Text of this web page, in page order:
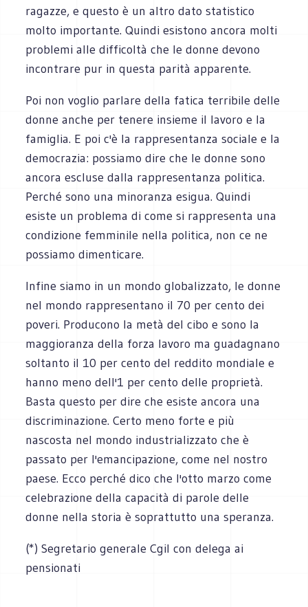
ragazze, e questo è un altro dato statistico
molto importante. Quindi esistono ancora molti
problemi alle difficoltà che le donne devono
incontrare pur in questa parità apparente.
Poi non voglio parlare della fatica terribile delle
donne anche per tenere insieme il lavoro e la
famiglia. E poi c'è la rappresentanza sociale e la
democrazia: possiamo dire che le donne sono
ancora escluse dalla rappresentanza politica.
Perché sono una minoranza esigua. Quindi
esiste un problema di come si rappresenta una
condizione femminile nella politica, non ce ne
possiamo dimenticare.
Infine siamo in un mondo globalizzato, le donne
nel mondo rappresentano il 70 per cento dei
poveri. Producono la metà del cibo e sono la
maggioranza della forza lavoro ma guadagnano
soltanto il 10 per cento del reddito mondiale e
hanno meno dell'1 per cento delle proprietà.
Basta questo per dire che esiste ancora una
discriminazione. Certo meno forte e più
nascosta nel mondo industrializzato che è
passato per l'emancipazione, come nel nostro
paese. Ecco perché dico che l'otto marzo come
celebrazione della capacità di parole delle
donne nella storia è soprattutto una speranza.
(*) Segretario generale Cgil con delega ai
pensionati